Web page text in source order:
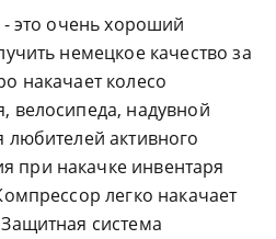
это очень хороший
немецкое качество за
накачает колесо
велосипеда, надувной
любителей активного
при накачке инвентаря
легко накачает
система